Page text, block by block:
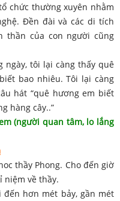
chức thường xuyên nhằm
Đền đài và các di tích
thần của con người cũng
tôi lại càng thấy quê
bao nhiêu. Tôi lại càng
hát “quê hương em biết
hàng cây..”
(người quan tâm, lo lắng
thầy Phong. Cho đến giờ
niệm về thầy.
hơn mét bảy, gần mét